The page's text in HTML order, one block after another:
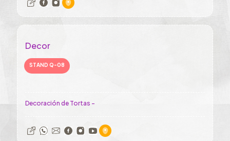
Decor
STAND Q-08
Decoración de Tortas -